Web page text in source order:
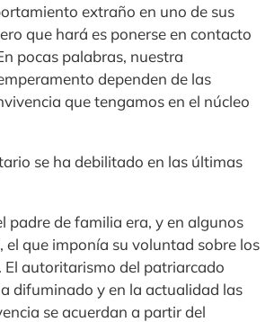
extraño en uno de sus
que hará es ponerse en contacto
pocas palabras, nuestra
dependen de las
que tengamos en el núcleo
se ha debilitado en las últimas
padre de familia era, y en algunos
el que imponía su voluntad sobre los
El autoritarismo del patriarcado
difuminado y en la actualidad las
se acuerdan a partir del